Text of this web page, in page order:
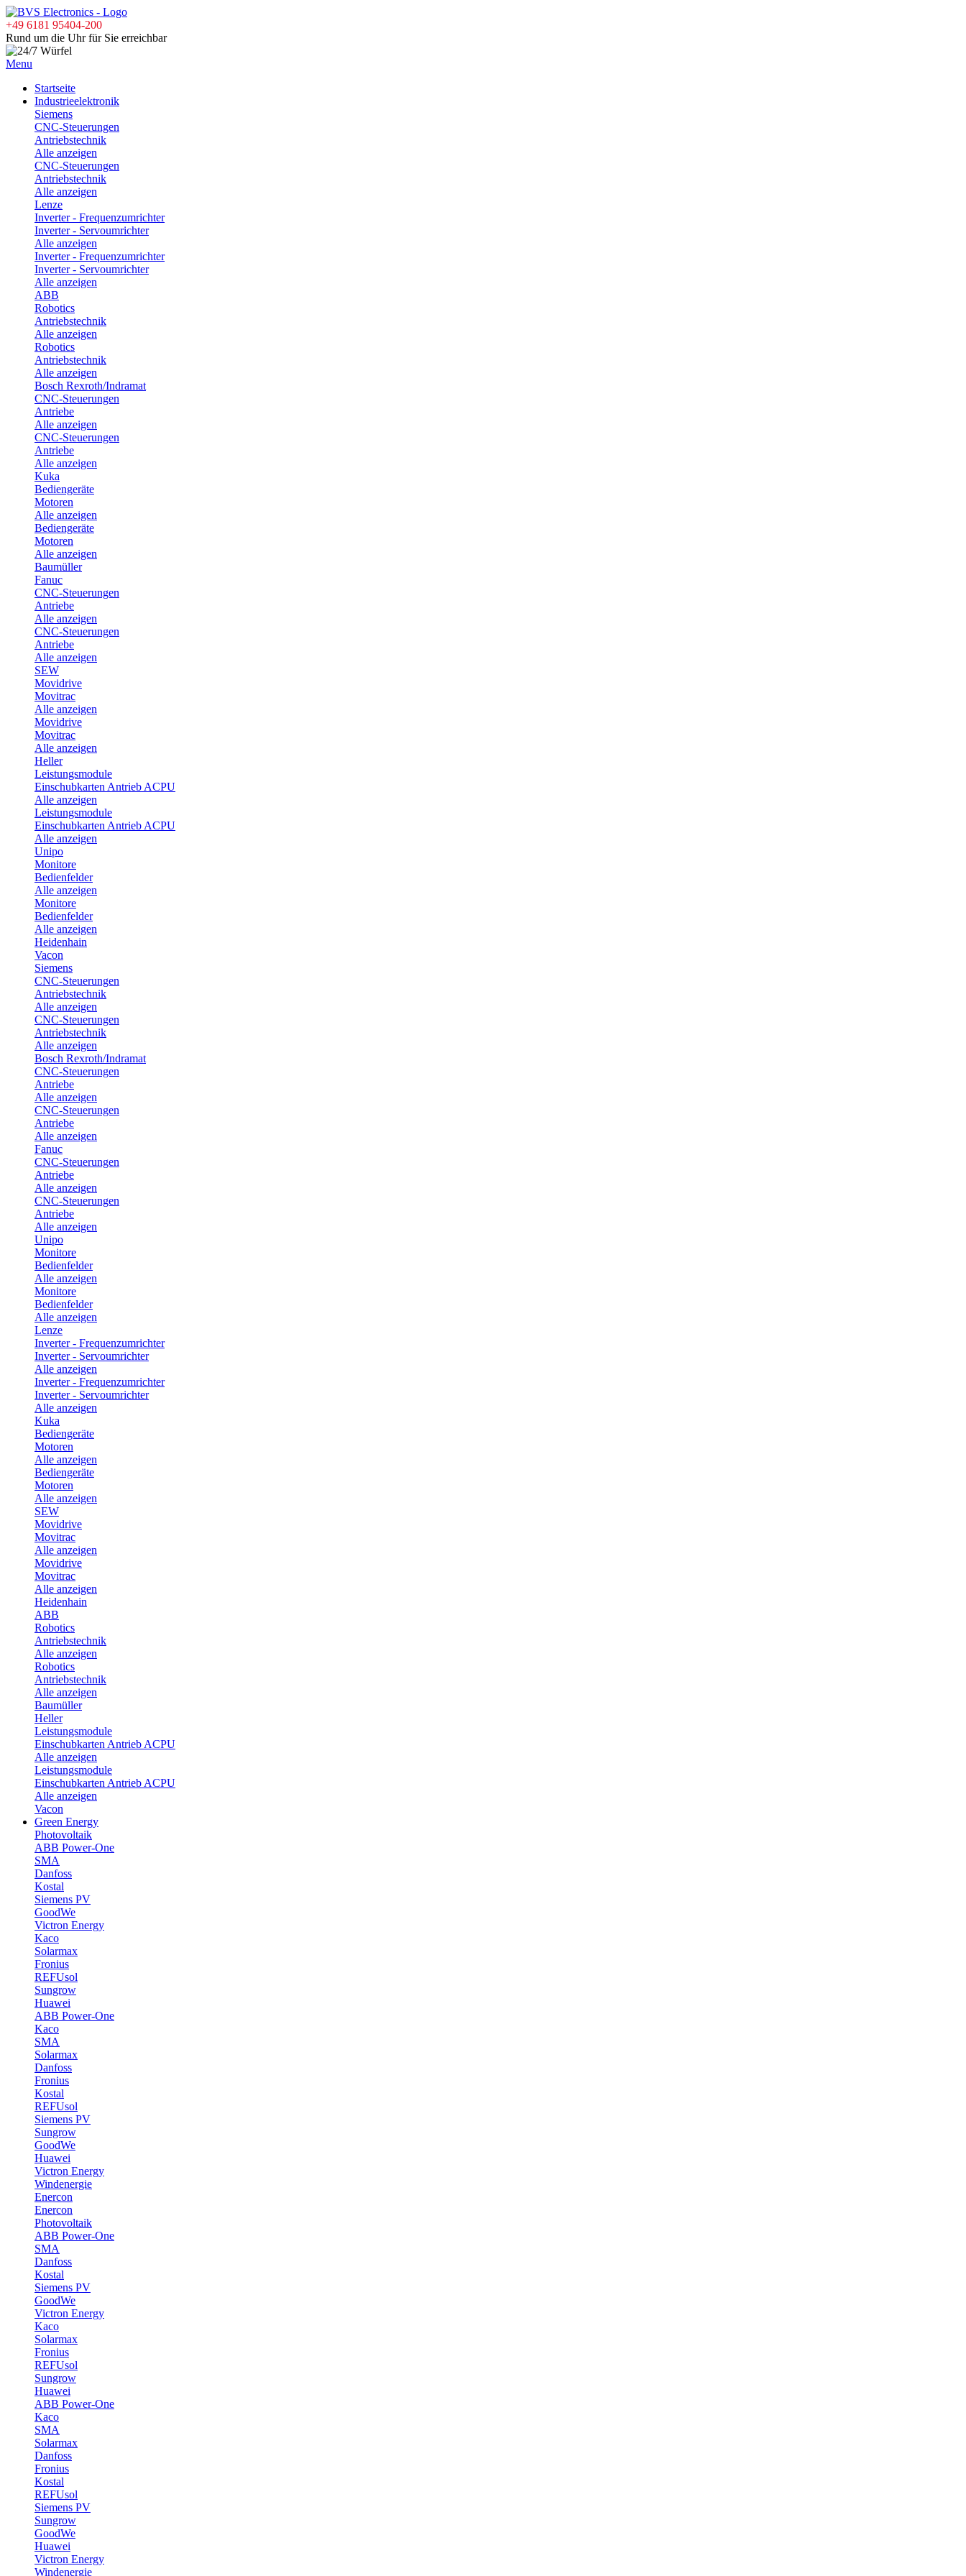
+49 6181 95404-200
Rund um die Uhr für Sie erreichbar
Menu
Startseite
Industrieelektronik
Siemens
CNC-Steuerungen
Antriebstechnik
Alle anzeigen
CNC-Steuerungen
Antriebstechnik
Alle anzeigen
Lenze
Inverter - Frequenzumrichter
Inverter - Servoumrichter
Alle anzeigen
Inverter - Frequenzumrichter
Inverter - Servoumrichter
Alle anzeigen
ABB
Robotics
Antriebstechnik
Alle anzeigen
Robotics
Antriebstechnik
Alle anzeigen
Bosch Rexroth/Indramat
CNC-Steuerungen
Antriebe
Alle anzeigen
CNC-Steuerungen
Antriebe
Alle anzeigen
Kuka
Bediengeräte
Motoren
Alle anzeigen
Bediengeräte
Motoren
Alle anzeigen
Baumüller
Fanuc
CNC-Steuerungen
Antriebe
Alle anzeigen
CNC-Steuerungen
Antriebe
Alle anzeigen
SEW
Movidrive
Movitrac
Alle anzeigen
Movidrive
Movitrac
Alle anzeigen
Heller
Leistungsmodule
Einschubkarten Antrieb ACPU
Alle anzeigen
Leistungsmodule
Einschubkarten Antrieb ACPU
Alle anzeigen
Unipo
Monitore
Bedienfelder
Alle anzeigen
Monitore
Bedienfelder
Alle anzeigen
Heidenhain
Vacon
Siemens
CNC-Steuerungen
Antriebstechnik
Alle anzeigen
CNC-Steuerungen
Antriebstechnik
Alle anzeigen
Bosch Rexroth/Indramat
CNC-Steuerungen
Antriebe
Alle anzeigen
CNC-Steuerungen
Antriebe
Alle anzeigen
Fanuc
CNC-Steuerungen
Antriebe
Alle anzeigen
CNC-Steuerungen
Antriebe
Alle anzeigen
Unipo
Monitore
Bedienfelder
Alle anzeigen
Monitore
Bedienfelder
Alle anzeigen
Lenze
Inverter - Frequenzumrichter
Inverter - Servoumrichter
Alle anzeigen
Inverter - Frequenzumrichter
Inverter - Servoumrichter
Alle anzeigen
Kuka
Bediengeräte
Motoren
Alle anzeigen
Bediengeräte
Motoren
Alle anzeigen
SEW
Movidrive
Movitrac
Alle anzeigen
Movidrive
Movitrac
Alle anzeigen
Heidenhain
ABB
Robotics
Antriebstechnik
Alle anzeigen
Robotics
Antriebstechnik
Alle anzeigen
Baumüller
Heller
Leistungsmodule
Einschubkarten Antrieb ACPU
Alle anzeigen
Leistungsmodule
Einschubkarten Antrieb ACPU
Alle anzeigen
Vacon
Green Energy
Photovoltaik
ABB Power-One
SMA
Danfoss
Kostal
Siemens PV
GoodWe
Victron Energy
Kaco
Solarmax
Fronius
REFUsol
Sungrow
Huawei
ABB Power-One
Kaco
SMA
Solarmax
Danfoss
Fronius
Kostal
REFUsol
Siemens PV
Sungrow
GoodWe
Huawei
Victron Energy
Windenergie
Enercon
Enercon
Photovoltaik
ABB Power-One
SMA
Danfoss
Kostal
Siemens PV
GoodWe
Victron Energy
Kaco
Solarmax
Fronius
REFUsol
Sungrow
Huawei
ABB Power-One
Kaco
SMA
Solarmax
Danfoss
Fronius
Kostal
REFUsol
Siemens PV
Sungrow
GoodWe
Huawei
Victron Energy
Windenergie